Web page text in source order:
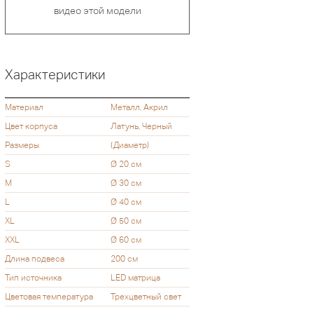
видео этой модели
Характеристики
Материал
Металл, Акрил
Цвет корпуса
Латунь, Черный
Размеры
(Диаметр)
S
Ø 20 см
M
Ø 30 см
L
Ø 40 см
XL
Ø 50 см
XXL
Ø 60 см
Длина подвеса
200 см
Тип источника
LED матрица
Цветовая температура
Трехцветный свет